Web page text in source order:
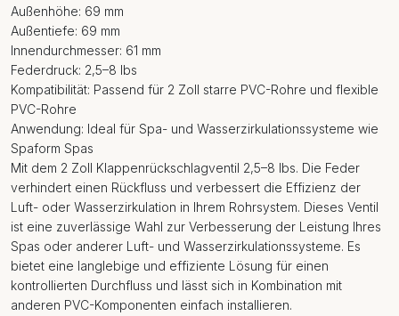
Außenhöhe: 69 mm
Außentiefe: 69 mm
Innendurchmesser: 61 mm
Federdruck: 2,5–8 lbs
Kompatibilität: Passend für 2 Zoll starre PVC-Rohre und flexible
PVC-Rohre
Anwendung: Ideal für Spa- und Wasserzirkulationssysteme wie
Spaform Spas
Mit dem 2 Zoll Klappenrückschlagventil 2,5–8 lbs. Die Feder
verhindert einen Rückfluss und verbessert die Effizienz der
Luft- oder Wasserzirkulation in Ihrem Rohrsystem. Dieses Ventil
ist eine zuverlässige Wahl zur Verbesserung der Leistung Ihres
Spas oder anderer Luft- und Wasserzirkulationssysteme. Es
bietet eine langlebige und effiziente Lösung für einen
kontrollierten Durchfluss und lässt sich in Kombination mit
anderen PVC-Komponenten einfach installieren.